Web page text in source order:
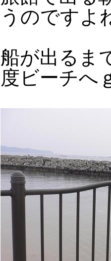
うのですよ
船が出るま
度ビーチへ